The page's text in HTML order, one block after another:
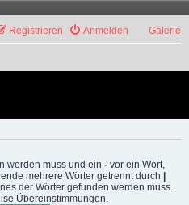
Galerie
Anmelden
Registrieren
werden muss und ein - vor ein Wort,
mehrere Wörter getrennt durch |
der Wörter gefunden werden muss.
Übereinstimmungen.